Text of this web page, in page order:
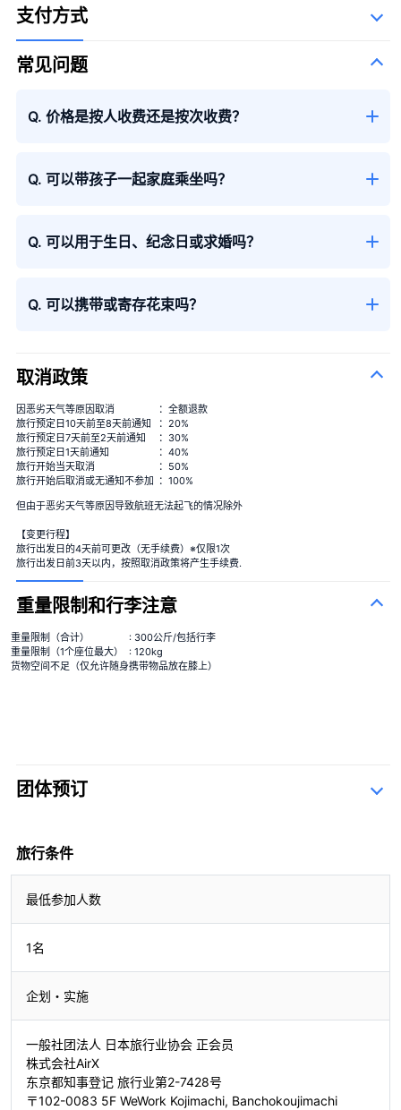
大花束
季节性花束
The Syllabary Order
支付方式
常见问题
Q. 价格是按人收费还是按次收费？
Q. 可以带孩子一起家庭乘坐吗？
Q. 可以用于生日、纪念日或求婚吗？
Q. 可以携带或寄存花束吗？
取消政策
因恶劣天气等原因取消
：全额退款
旅行预定日10天前至8天前通知
：20%
旅行预定日7天前至2天前通知
：30%
旅行预定日1天前通知
：40%
旅行开始当天取消
：50%
旅行开始后取消或无通知不参加 ：100%
但由于恶劣天气等原因导致航班无法起飞的情况除外
【变更行程】
旅行出发日的4天前可更改（无手续费）※仅限1次
旅行出发日前3天以内，按照取消政策将产生手续费.
重量限制和行李注意
重量限制（合计）
: 300公斤/包括行李
重量限制（1个座位最大）
: 120kg
货物空间不足（仅允许随身携带物品放在膝上）
团体预订
旅行条件
最低参加人数
1名
企划・实施
一般社团法人 日本旅行业协会 正会员
株式会社AirX
东京都知事登记 旅行业第2-7428号
〒102-0083 5F WeWork Kojimachi, Banchokoujimachi